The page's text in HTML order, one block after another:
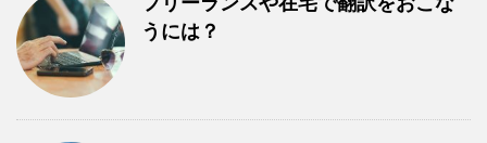
うには？